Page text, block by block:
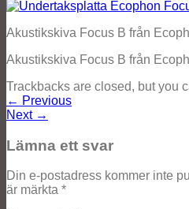
Akustikskiva Focus B från
Akustikskiva Focus B från
Trackbacks are closed, but you
← Previous
Next →
Lämna ett svar
Din e-postadress kommer inte
är märkta *